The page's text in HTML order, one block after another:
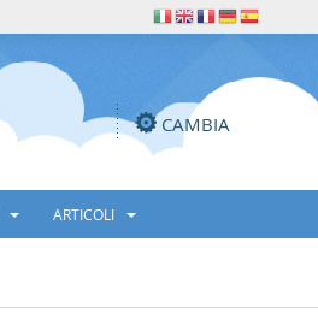
CAMBIA
ARTICOLI